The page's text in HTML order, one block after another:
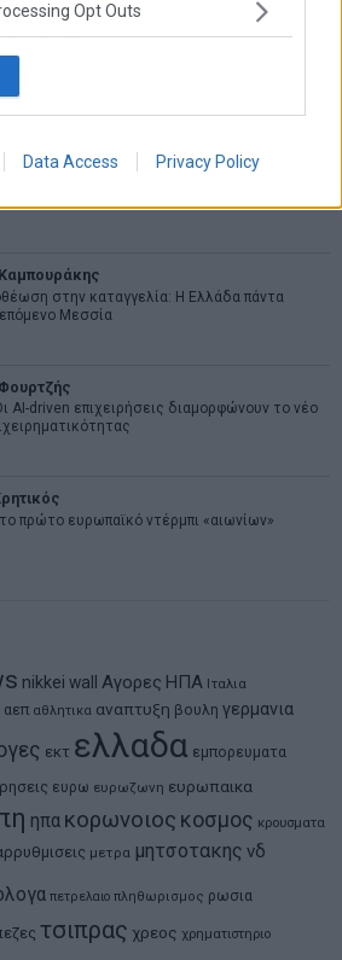
Opt Outs
Data Access Privacy Policy
ξεκινά από την ψυχή…
Σταματάκου
στην καταγγελία: Η Ελλάδα πάντα
Μεσσία
AI-driven επιχειρήσεις διαμορφώνουν το νέο
πρώτο ευρωπαϊκό ντέρμπι «αιωνίων»
nikkei wall Αγορες ΗΠΑ Ιταλια
αεπ αθλητικα αναπτυξη βουλη γερμανια
εκτ ελλαδα εμπορευματα
ευρω ευρωζωνη ευρωπαικα
ηπα κορωνοιος κοσμος κρουσματα
μετρα μητσοτακης νδ
πετρελαιο πληθωρισμος ρωσια
τσιπρας χρεος χρηματιστηριο